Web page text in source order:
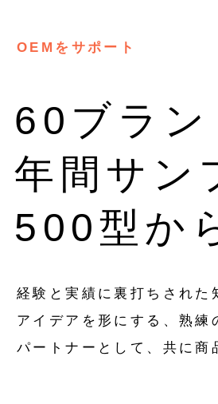
OEMをサポート
60ブラン
年間サン
500型か
経験と実績に裏打ちされた
アイデアを形にする、熟練
パートナーとして、共に商